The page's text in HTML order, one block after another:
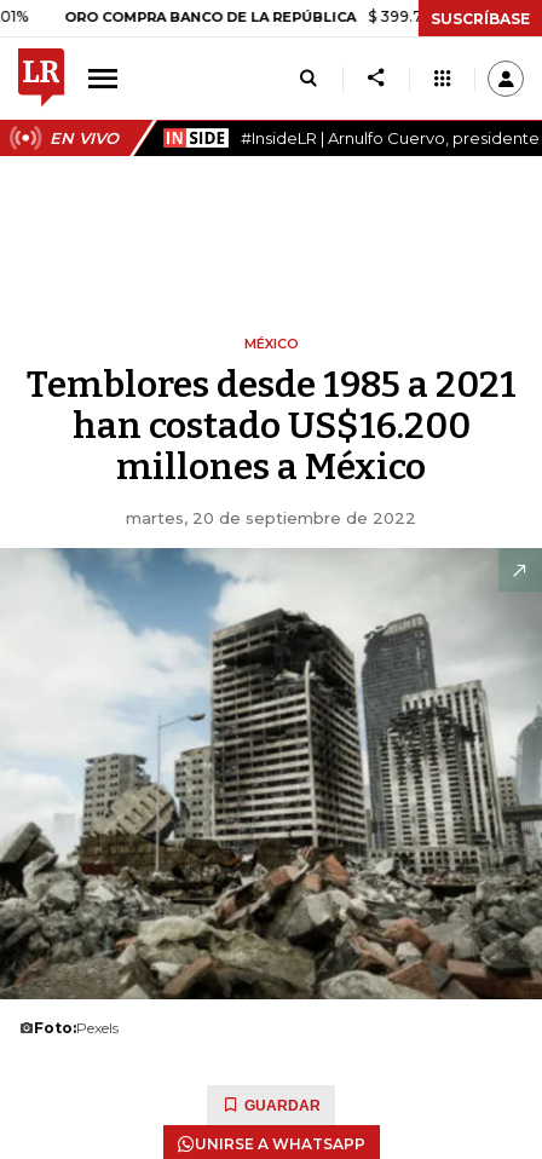
COMPRA BANCO DE LA REPÚBLICA $ 399.745,16 +$ 2.295,71
SUSCRÍBASE
EN VIVO #InsideLR | Arnulfo Cuervo,
MÉXICO
Temblores desde 1985 a 2021
han costado US$16.200
millones a México
martes, 20 de septiembre de 2022
Foto:Pexels
GUARDAR
UNIRSE A WHATSAPP